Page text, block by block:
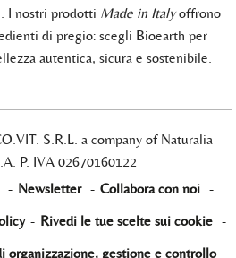
I nostri prodotti Made in Italyoffrono
di pregio: scegli Bioearth per
autentica, sicura e sostenibile.
S.R.L. a company of Naturalia
P. IVA 02670160122
- Newsletter - Collabora con noi -
- Rivedi le tue scelte sui cookie -
organizzazione, gestione e controllo